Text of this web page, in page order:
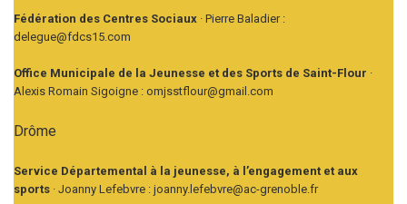
Fédération des Centres Sociaux · Pierre Baladier :
delegue@fdcs15.com
Office Municipale de la Jeunesse et des Sports de Saint-Flour ·
Alexis Romain Sigoigne : omjsstflour@gmail.com
Drôme
Service Départemental à la jeunesse, à l’engagement et aux
sports · Joanny Lefebvre : joanny.lefebvre@ac-grenoble.fr